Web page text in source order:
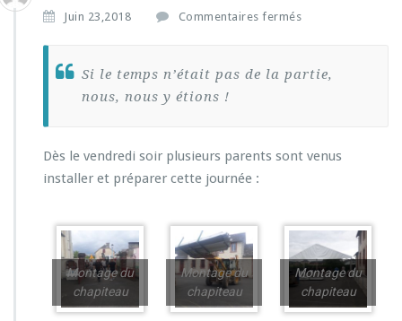
Juin 23,2018 Commentaires fermés
R
r
m
a
g
e
s
Si le temps n’était pas de la partie,
nous, nous y étions !
Dès le vendredi soir plusieurs parents sont venus
installer et préparer cette journée :
Montage du
chapiteau
Montage du
chapiteau
Montage du
chapiteau